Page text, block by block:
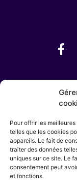
Pour offrir les
telles que les cookies
appareils. Le fait de
traiter des données
uniques sur ce site. Le
consentement peut
et fonctions.